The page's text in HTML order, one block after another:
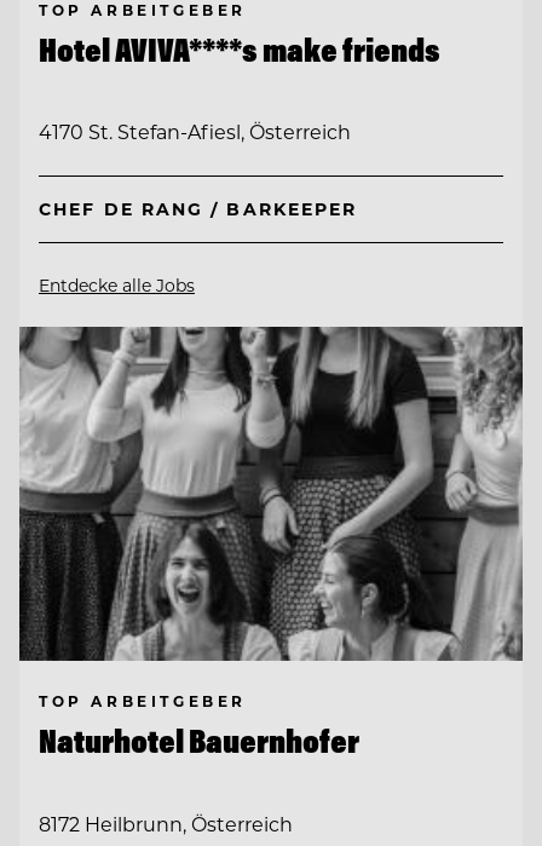
TOP ARBEITGEBER
Hotel AVIVA****s make friends
4170 St. Stefan-Afiesl, Österreich
CHEF DE RANG / BARKEEPER
Entdecke alle Jobs
TOP ARBEITGEBER
Naturhotel Bauernhofer
8172 Heilbrunn, Österreich